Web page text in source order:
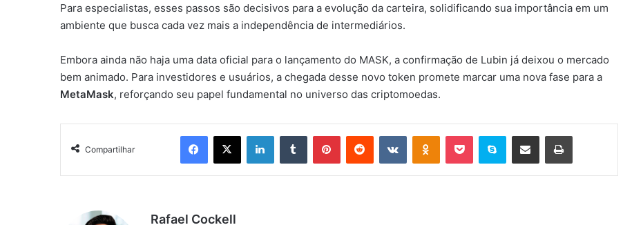
Para especialistas, esses passos são decisivos para a evolução da carteira, solidificando sua importância em um
ambiente que busca cada vez mais a independência de intermediários.
Embora ainda não haja uma data oficial para o lançamento do MASK, a confirmação de Lubin já deixou o mercado
bem animado. Para investidores e usuários, a chegada desse novo token promete marcar uma nova fase para a
MetaMask, reforçando seu papel fundamental no universo das criptomoedas.
Compartilhar
Facebook
X LinkedinTumblr PinterestReddit VK OK Pocket Skype Compartilhar via e-mail Imprimir
Rafael Cockell